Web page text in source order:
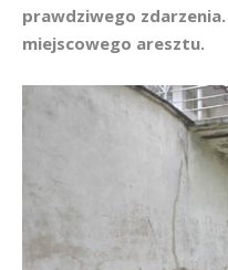
prawdziwego
miejscowego aresztu.